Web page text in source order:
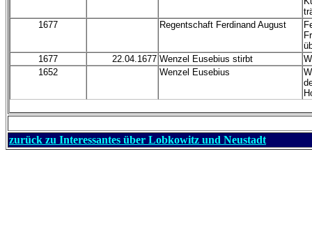
1677
Regentschaft Ferdinand August
1677
22.04.1677 Wenzel Eusebius stirbt
1652
Wenzel Eusebius
zurück zu Interessantes über Lobkowitz und Neustadt